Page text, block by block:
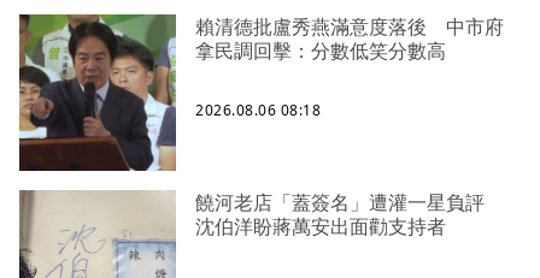
賴清德批盧秀燕滿意度落後 中市府
拿民調回擊：分數低笑分數高
2026.08.06 08:18
饒河老店「蓋簽名」遭灌一星負評
沈伯洋盼蔣萬安出面勸支持者